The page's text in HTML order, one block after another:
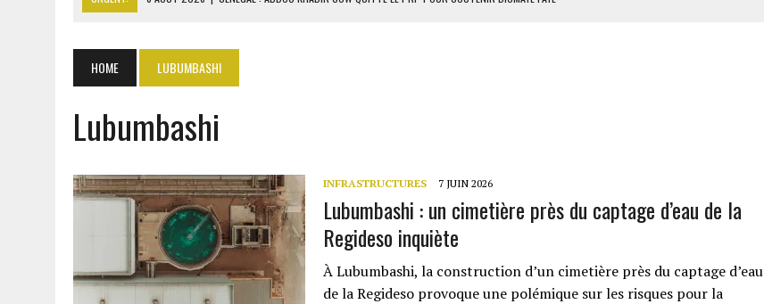
6 AOÛT 2026 | RWANDA : LES MÉNAGES APPELÉS À DEVENIR PRODUCTEURS D’ÉLECTRICITÉ SOLAIRE
6 AOÛT 2026
| MONDIAL 2030 : INFANTINO ACCUSÉ D’AVOIR PROMIS LA FINALE AU MAROC
HOME LUBUMBASHI
Lubumbashi
INFRASTRUCTURES 7 JUIN 2026
Lubumbashi : un cimetière près du captage d’eau de la
Regideso inquiète
À Lubumbashi, la construction d’un cimetière près du captage d’eau
de la Regideso provoque une polémique sur les risques pour la